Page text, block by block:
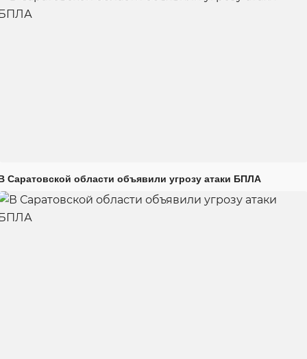
Саратовской области объявили угрозу атаки БПЛА